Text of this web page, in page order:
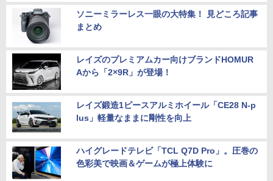
ソニーミラーレス一眼の大特集！ 見どころ記事
まとめ
レイズのプレミアムカー向けブランドHOMUR
Aから「2×9R」が登場！
レイズ鍛造1ピースアルミホイール「CE28 N-p
lus」軽量なままに剛性を向上
ハイグレードテレビ「TCL Q7D Pro」。圧巻の
色彩美で映画＆ゲームが極上体験に